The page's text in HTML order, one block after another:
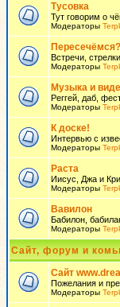
Тусовка
Тут говорим о
Модераторы
Пересечёмся?
Встречи,
Модераторы
Музыка и
Реггей, даб,
Модераторы
К доске!
Интервью с
Модераторы
Раста
Иисус, Джа и
Модераторы
Вавилон
Бабилон,
Модераторы
Сайт, форум и
Сайт
Пожелания и
Модераторы